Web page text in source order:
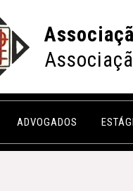
ADVOGADOS